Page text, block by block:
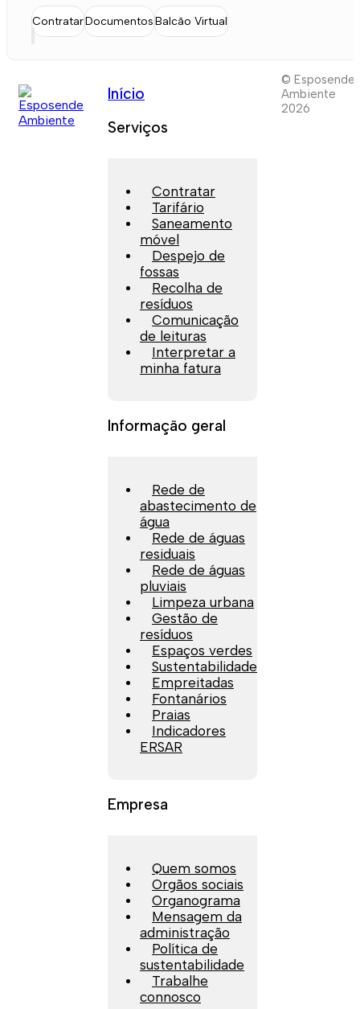
ContratarDocumentosBalcão Virtual
Início
Serviços
Contratar
Tarifário
Saneamento
móvel
Despejo de
fossas
Recolha de
resíduos
Comunicação
de leituras
Interpretar a
minha fatura
Informação geral
Rede de
abastecimento de
água
Rede de águas
residuais
Rede de águas
pluviais
Limpeza urbana
Gestão de
resíduos
Espaços verdes
Sustentabilidade
Empreitadas
Fontanários
Praias
Indicadores
ERSAR
Empresa
Quem somos
Orgãos sociais
Organograma
Mensagem da
administração
Política de
sustentabilidade
Trabalhe
connosco
© Esposende
Ambiente
2026